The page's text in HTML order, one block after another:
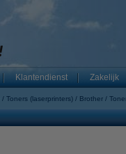
Klantendienst Zakelijk
Toners (laserprinters) Brother